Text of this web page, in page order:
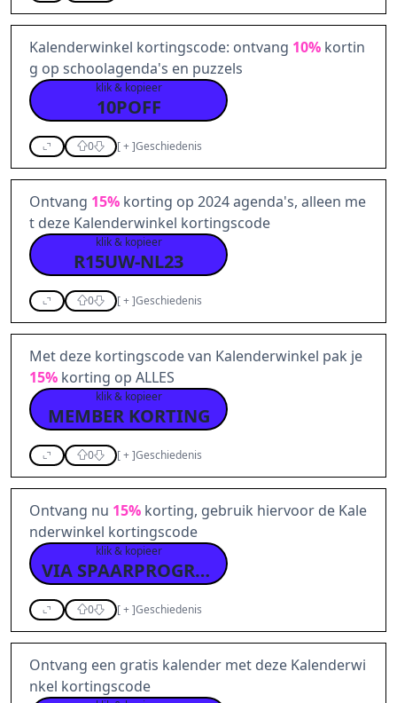
Kalenderwinkel kortingscode: ontvang 10% kortin
g op schoolagenda's en puzzels
klik & kopieer
10POFF
0 [+]Geschiedenis
Ontvang 15% korting op 2024 agenda's, alleen me
t deze Kalenderwinkel kortingscode
klik & kopieer
R15UW-NL23
0 [+]Geschiedenis
Met deze kortingscode van Kalenderwinkel pak je
15% korting op ALLES
klik & kopieer
MEMBER KORTING
0 [+]Geschiedenis
Ontvang nu 15% korting, gebruik hiervoor de Kale
nderwinkel kortingscode
klik & kopieer
VIA SPAARPROGRAMMA
0 [+]Geschiedenis
Ontvang een gratis kalender met deze Kalenderwi
nkel kortingscode